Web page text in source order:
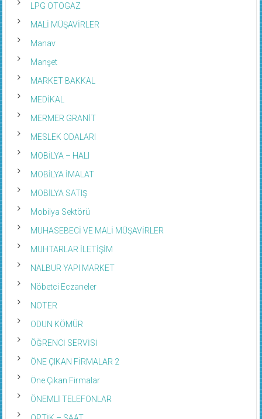
LPG OTOGAZ
MALİ MÜŞAVİRLER
Manav
Manşet
MARKET BAKKAL
MEDİKAL
MERMER GRANİT
MESLEK ODALARI
MOBİLYA – HALI
MOBİLYA İMALAT
MOBİLYA SATIŞ
Mobilya Sektörü
MUHASEBECİ VE MALİ MÜŞAVİRLER
MUHTARLAR İLETİŞİM
NALBUR YAPI MARKET
Nöbetci Eczaneler
NOTER
ODUN KÖMÜR
ÖĞRENCİ SERVİSİ
ÖNE ÇIKAN FİRMALAR 2
Öne Çıkan Firmalar
ÖNEMLİ TELEFONLAR